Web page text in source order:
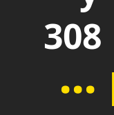
308